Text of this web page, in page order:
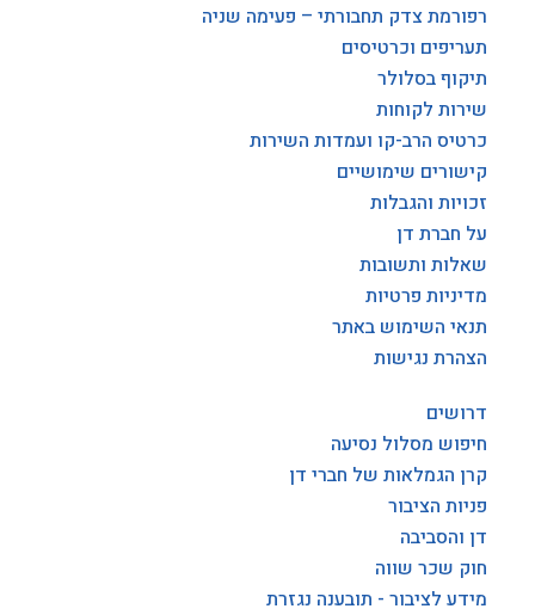
רפורמת צדק תחבורתי – פעימה שניה
תעריפים וכרטיסים
תיקוף בסלולר
שירות לקוחות
כרטיס הרב-קו ועמדות השירות
קישורים שימושיים
זכויות והגבלות
על חברת דן
שאלות ותשובות
מדיניות פרטיות
תנאי השימוש באתר
הצהרת נגישות
דרושים
חיפוש מסלול נסיעה
קרן הגמלאות של חברי דן
פניות הציבור
דן והסביבה
חוק שכר שווה
מידע לציבור - תובענה נגזרת